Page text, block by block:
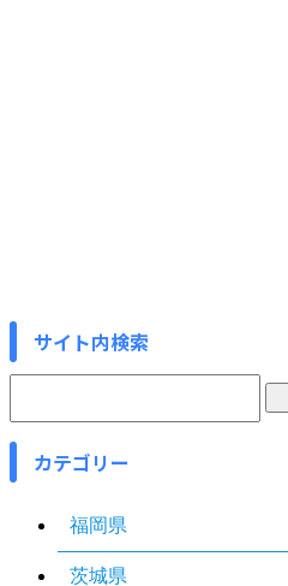
サイト内検索
カテゴリー
福岡県
茨城県